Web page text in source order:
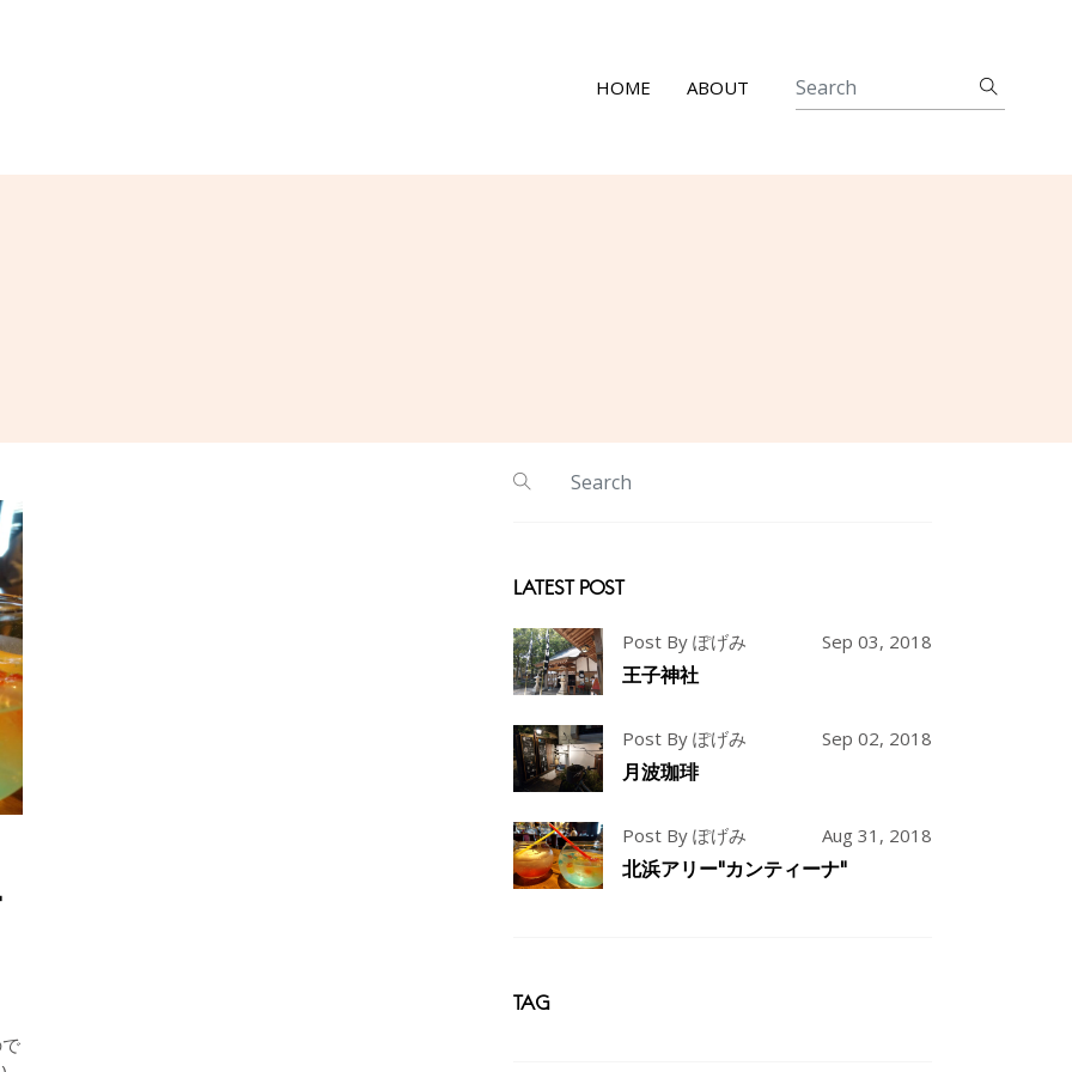
HOME ABOUT
LATEST POST
Post By ぽげみ Sep 03, 2018
王子神社
Post By ぽげみ Sep 02, 2018
月波珈琲
Post By ぽげみ Aug 31, 2018
北浜アリー"カンティーナ"
TAG